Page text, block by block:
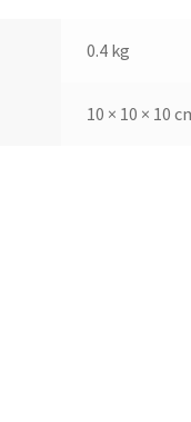
0.4 kg
10 × 10 × 10